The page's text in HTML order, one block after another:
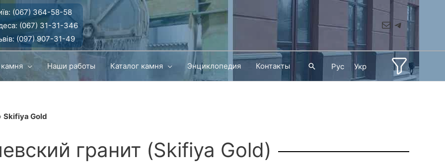
(067) 364-58-58
(067) 31-31-346
(097) 907-31-49
MailTelegram
Наши работы Каталог камня Энциклопедия Контакты ПоискРус Укр
Skifiya Gold
гранит (Skifiya Gold)